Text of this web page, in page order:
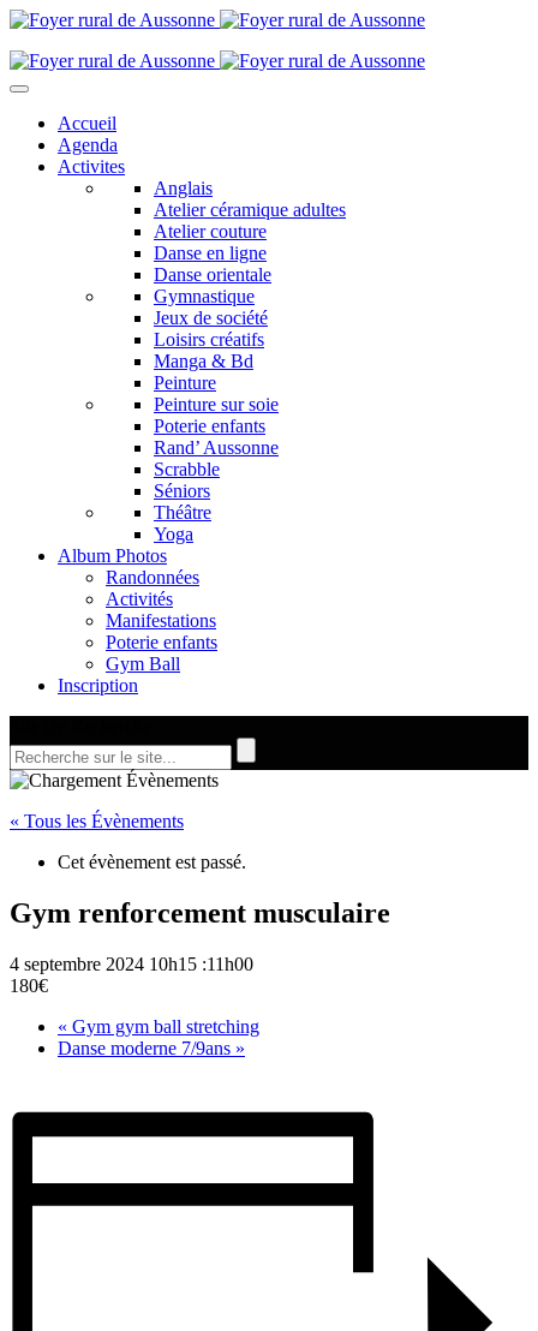
Accueil
Agenda
Activites
Anglais
Atelier céramique adultes
Atelier couture
Danse en ligne
Danse orientale
Gymnastique
Jeux de société
Loisirs créatifs
Manga & Bd
Peinture
Peinture sur soie
Poterie enfants
Rand’ Aussonne
Scrabble
Séniors
Théâtre
Yoga
Album Photos
Randonnées
Activités
Manifestations
Poterie enfants
Gym Ball
Inscription
« Tous les Évènements
Cet évènement est passé.
Gym renforcement musculaire
4 septembre 2024 10h15 :11h00
180€
« Gym gym ball stretching
Danse moderne 7/9ans »